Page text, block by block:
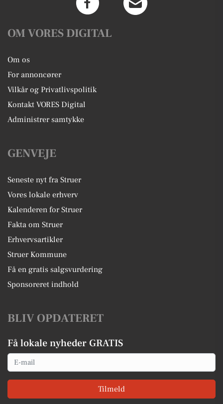
OM VORES DIGITAL
Om os
For annoncører
Vilkår og Privatlivspolitik
Kontakt VORES Digital
Administrer samtykke
GENVEJE
Seneste nyt fra Struer
Vores lokale erhverv
Kalenderen for Struer
Fakta om Struer
Erhvervsartikler
Struer Kommune
Få en gratis salgsvurdering
Sponsoreret indhold
BLIV OPDATERET
Få lokale nyheder GRATIS
Email
Tilmeld